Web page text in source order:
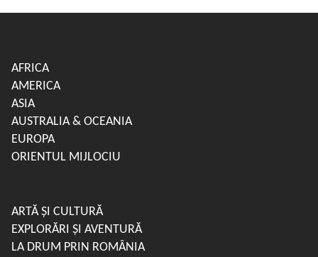
AFRICA
AMERICA
ASIA
AUSTRALIA & OCEANIA
EUROPA
ORIENTUL MIJLOCIU
ARTĂ ȘI CULTURĂ
EXPLORĂRI ȘI AVENTURĂ
LA DRUM PRIN ROMÂNIA